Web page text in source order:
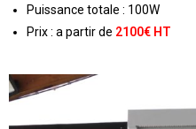
Puissance totale : 100W
Prix : a partir de 2100€ HT